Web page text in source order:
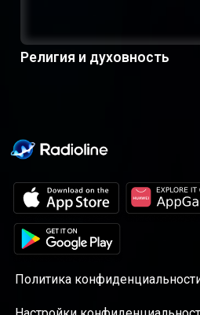
Религия и духовность
Политика